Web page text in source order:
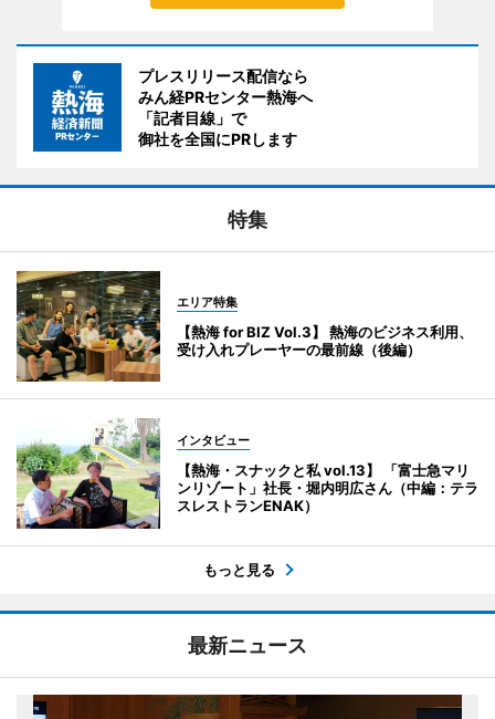
プレスリリース配信なら
みん経PRセンター熱海へ
「記者目線」で
御社を全国にPRします
特集
エリア特集
【熱海 for BIZ Vol.3】 熱海のビジネス利用、
受け入れプレーヤーの最前線（後編）
インタビュー
【熱海・スナックと私 vol.13】 「富士急マリ
ンリゾート」社長・堀内明広さん（中編：テラ
スレストランENAK）
もっと見る
最新ニュース